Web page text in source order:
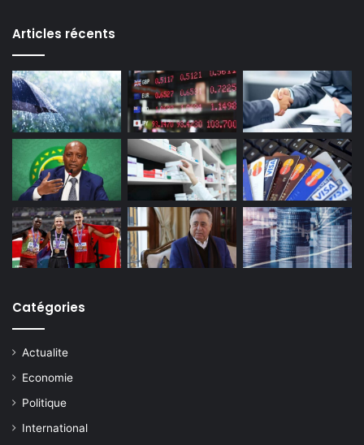
Articles récents
Catégories
Actualite
Economie
Politique
International